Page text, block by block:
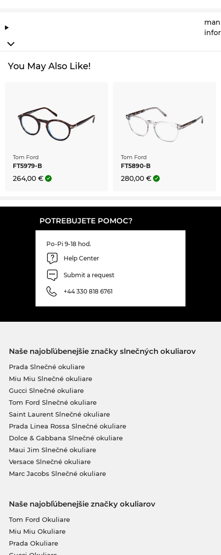
You May Also Like!
Tom Ford
FT5979-B
264,00 €
Tom Ford
FT5890-B
280,00 €
POTREBUJETE POMOC?
Po-Pi 9-18 hod.
Help Center
Submit a request
+44 330 818 6761
Naše najobľúbenejšie značky slnečných okuliarov
Prada Slnečné okuliare
Miu Miu Slnečné okuliare
Gucci Slnečné okuliare
Tom Ford Slnečné okuliare
Saint Laurent Slnečné okuliare
Prada Linea Rossa Slnečné okuliare
Dolce & Gabbana Slnečné okuliare
Maui Jim Slnečné okuliare
Versace Slnečné okuliare
Marc Jacobs Slnečné okuliare
Naše najobľúbenejšie značky okuliarov
Tom Ford Okuliare
Miu Miu Okuliare
Prada Okuliare